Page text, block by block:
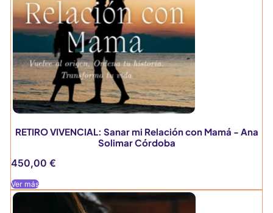
RETIRO VIVENCIAL: Sanar mi Relación con Mamá - Ana
Solimar Córdoba
450,00 €
Ver más